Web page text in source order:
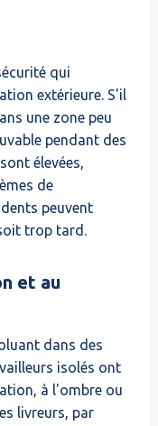
qui
extérieure. S'il
une zone peu
pendant des
élevées,
de
peuvent
trop tard.
et au
dans des
isolés ont
à l'ombre ou
livreurs, par